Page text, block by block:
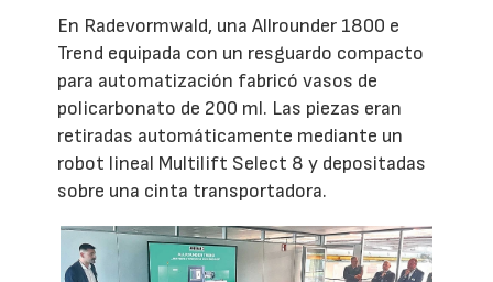
En Radevormwald, una Allrounder 1800 e
Trend equipada con un resguardo compacto
para automatización fabricó vasos de
policarbonato de 200 ml. Las piezas eran
retiradas automáticamente mediante un
robot lineal Multilift Select 8 y depositadas
sobre una cinta transportadora.